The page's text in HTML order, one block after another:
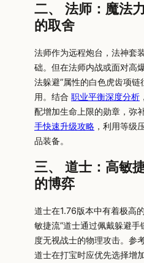
二、 法师：魔法
的取舍
法师作为远程炮台，法神套
础。但在法师内战或面对高
法躲避”属性的白色虎齿项
用。结合 职业平衡深度分析
配增加生命上限的勋章，弥
手快速升级攻略 ，利用等级
品装备。
三、 道士：高敏
的博弈
道士在1.76版本中有着极高
敏捷流”道士通过佩戴躲避
度无视战士的物理攻击。参
道士在打宝时应优先选择增